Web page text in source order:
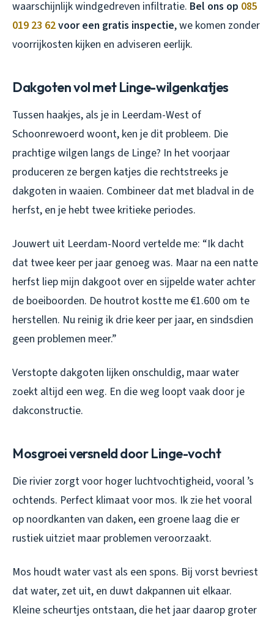
waarschijnlijk windgedreven infiltratie. Bel ons op 085
019 23 62voor een gratis inspectie, we komen zonder
voorrijkosten kijken en adviseren eerlijk.
Dakgoten vol met Linge-wilgenkatjes
Tussen haakjes, als je in Leerdam-West of
Schoonrewoerd woont, ken je dit probleem. Die
prachtige wilgen langs de Linge? In het voorjaar
produceren ze bergen katjes die rechtstreeks je
dakgoten in waaien. Combineer dat met bladval in de
herfst, en je hebt twee kritieke periodes.
Jouwert uit Leerdam-Noord vertelde me: “Ik dacht
dat twee keer per jaar genoeg was. Maar na een natte
herfst liep mijn dakgoot over en sijpelde water achter
de boeiboorden. De houtrot kostte me €1.600 om te
herstellen. Nu reinig ik drie keer per jaar, en sindsdien
geen problemen meer.”
Verstopte dakgoten lijken onschuldig, maar water
zoekt altijd een weg. En die weg loopt vaak door je
dakconstructie.
Mosgroei versneld door Linge-vocht
Die rivier zorgt voor hoger luchtvochtigheid, vooral ’s
ochtends. Perfect klimaat voor mos. Ik zie het vooral
op noordkanten van daken, een groene laag die er
rustiek uitziet maar problemen veroorzaakt.
Mos houdt water vast als een spons. Bij vorst bevriest
dat water, zet uit, en duwt dakpannen uit elkaar.
Kleine scheurtjes ontstaan, die het jaar daarop groter